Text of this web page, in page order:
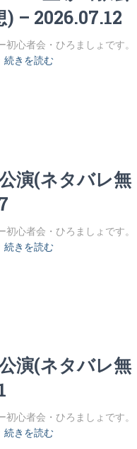
– 2026.07.12
心者会・ひろましょです。
続きを読む
演(ネタバレ無
心者会・ひろましょです。
続きを読む
演(ネタバレ無
心者会・ひろましょです。
続きを読む